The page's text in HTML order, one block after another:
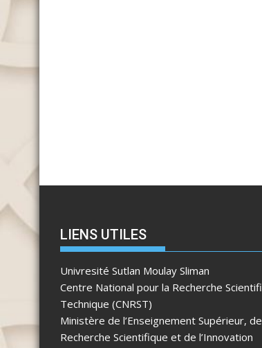
LIENS UTILES
Univresité Sutlan Moulay Sliman
Centre National pour la Recherche
Technique (CNRST)
Ministère de l’Enseignement Supérieur,
Recherche Scientifique et de l’Innovation